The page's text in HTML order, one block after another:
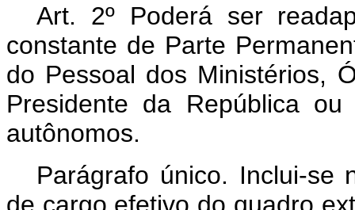
Art. 2º Poderá ser
constante de Parte
do Pessoal dos Ministérios,
Presidente da República ou
autônomos.
Parágrafo único. Inclui-se